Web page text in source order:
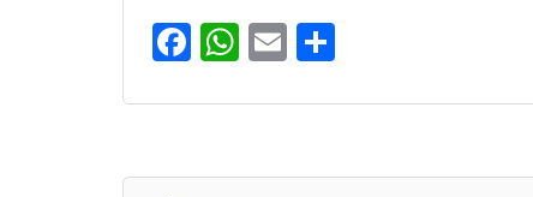
Facebook
WhatsApp
Email